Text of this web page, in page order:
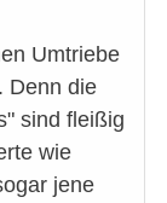
Umtriebe
Denn die
sind fleißig
wie
jene